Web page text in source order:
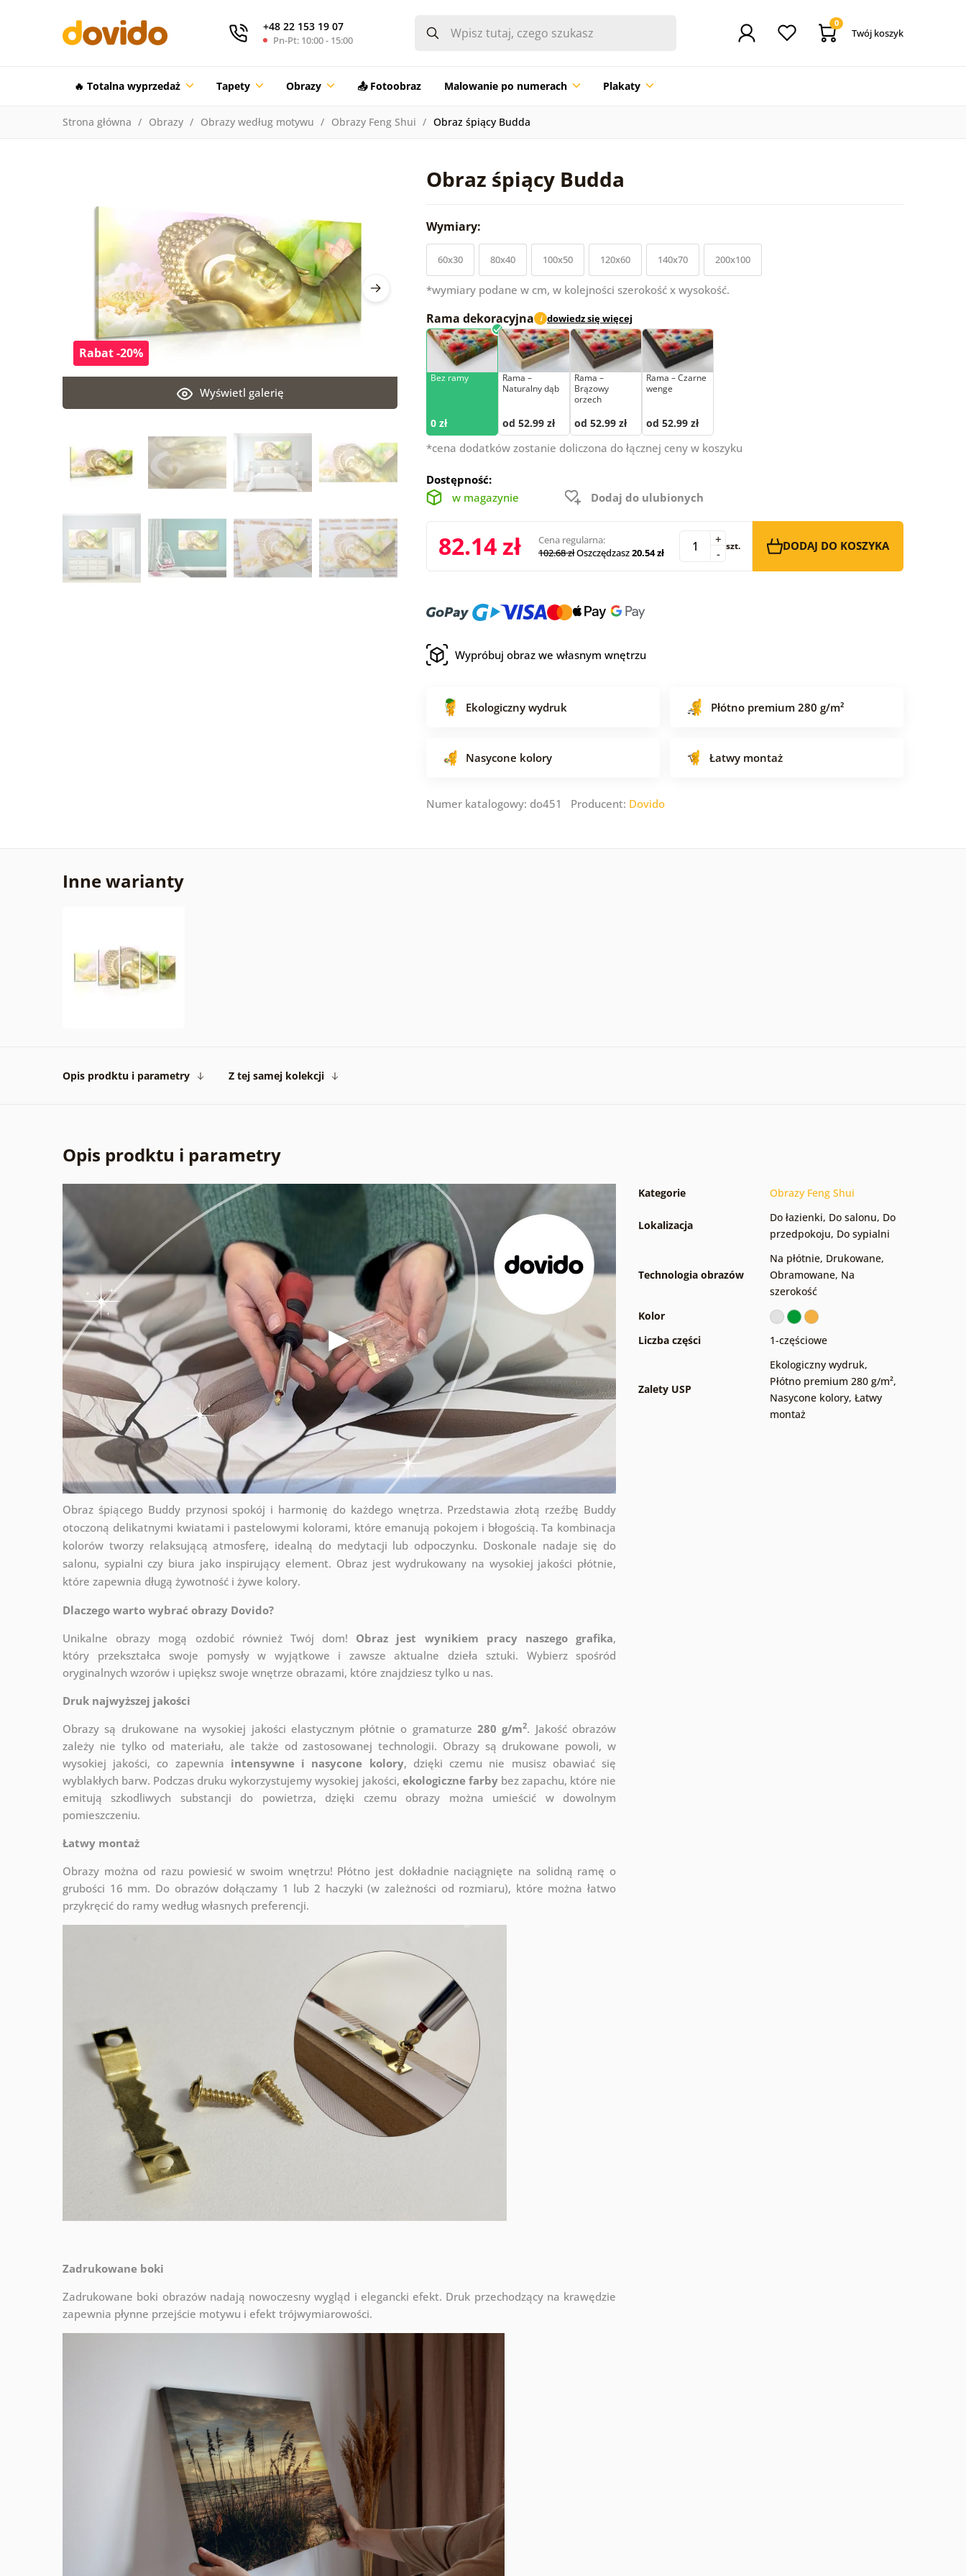
+48 22 153 19 07
Pn-Pt: 10:00 - 15:00
0
Twój koszyk
🔥 Totalna wyprzedaż Tapety Obrazy 📤 Fotoobraz Malowanie po numerach Plakaty
Strona główna Obrazy Obrazy według motywu Obrazy Feng Shui Obraz śpiący Budda
Obraz śpiący Budda
Wyświetl galerię
Rabat -20%
Wymiary:
60x30 80x40 100x50 120x60 140x70 200x100
*wymiary podane w cm, w kolejności szerokość x wysokość.
Rama dekoracyjna i dowiedz się więcej
Bez ramy
0 zł
Rama –
Naturalny dąb
od 52.99 zł
Rama –
Brązowy
orzech
od 52.99 zł
Rama – Czarne
wenge
od 52.99 zł
*cena dodatków zostanie doliczona do łącznej ceny w koszyku
Dostępność:
w magazynie
Dodaj do ulubionych
82.14 zł
Cena regularna:
102.68 złOszczędzasz20.54 zł -
+ szt. DODAJ DO KOSZYKA
Wypróbuj obraz we własnym wnętrzu
Ekologiczny wydruk Płótno premium 280 g/m²
Nasycone kolory Łatwy montaż
Numer katalogowy: do451 Producent: Dovido
Inne warianty
Opis prodktu i parametry Z tej samej kolekcji
Opis prodktu i parametry
Obraz śpiącego Buddy przynosi spokój i harmonię do każdego wnętrza. Przedstawia złotą rzeźbę Buddy
otoczoną delikatnymi kwiatami i pastelowymi kolorami, które emanują pokojem i błogością. Ta kombinacja
kolorów tworzy relaksującą atmosferę, idealną do medytacji lub odpoczynku. Doskonale nadaje się do
salonu, sypialni czy biura jako inspirujący element. Obraz jest wydrukowany na wysokiej jakości płótnie,
które zapewnia długą żywotność i żywe kolory.
Dlaczego warto wybrać obrazy Dovido?
Unikalne obrazy mogą ozdobić również Twój dom! Obraz jest wynikiem pracy naszego grafika,
który przekształca swoje pomysły w wyjątkowe i zawsze aktualne dzieła sztuki. Wybierz spośród
oryginalnych wzorów i upiększ swoje wnętrze obrazami, które znajdziesz tylko u nas.
Druk najwyższej jakości
Obrazy są drukowane na wysokiej jakości elastycznym płótnie o gramaturze280 g/m2. Jakość obrazów
zależy nie tylko od materiału, ale także od zastosowanej technologii. Obrazy są drukowane powoli, w
wysokiej jakości, co zapewnia intensywne i nasycone kolory, dzięki czemu nie musisz obawiać się
wyblakłych barw. Podczas druku wykorzystujemy wysokiej jakości, ekologiczne farbybez zapachu, które nie
emitują szkodliwych substancji do powietrza, dzięki czemu obrazy można umieścić w dowolnym
pomieszczeniu.
Łatwy montaż
Obrazy można od razu powiesić w swoim wnętrzu! Płótno jest dokładnie naciągnięte na solidną ramę o
grubości 16 mm. Do obrazów dołączamy 1 lub 2 haczyki (w zależności od rozmiaru), które można łatwo
przykręcić do ramy według własnych preferencji.
Zadrukowane boki
Zadrukowane boki obrazów nadają nowoczesny wygląd i elegancki efekt. Druk przechodzący na krawędzie
zapewnia płynne przejście motywu i efekt trójwymiarowości.
Kategorie Obrazy Feng Shui
Lokalizacja
Do łazienki, Do salonu, Do
przedpokoju, Do sypialni
Technologia obrazów
Na płótnie, Drukowane,
Obramowane, Na
szerokość
Kolor
Liczba części
1-częściowe
Zalety USP
Ekologiczny wydruk,
Płótno premium 280 g/m²,
Nasycone kolory, Łatwy
montaż